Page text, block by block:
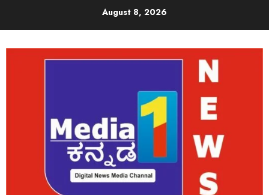
August 8, 2026